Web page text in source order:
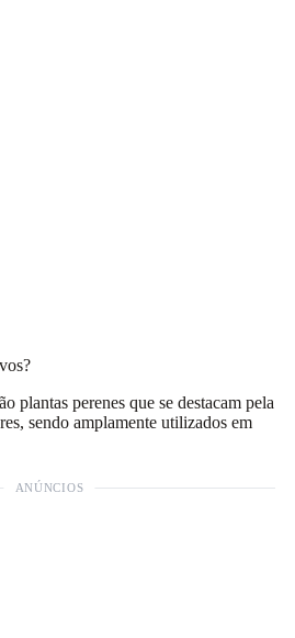
plantas perenes que se destacam pela
sendo amplamente utilizados em
ANÚNCIOS